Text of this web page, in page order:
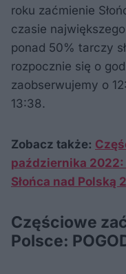
roku zaćmienie
czasie
ponad 50% tarczy
rozpocznie się o
zaobserwujemy o
13:38.
Zobacz także:
października
Słońca nad Polską
Częściowe
Polsce: